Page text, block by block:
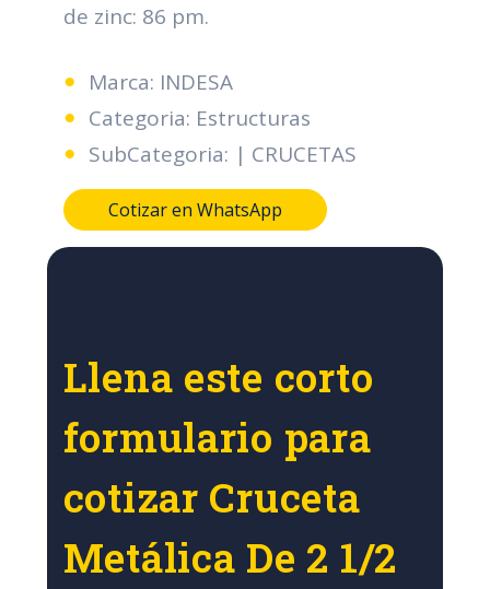
de zinc: 86 pm.
Marca: INDESA
Categoria: Estructuras
SubCategoria: | CRUCETAS
Cotizar en WhatsApp
Llena este corto
formulario para
cotizar Cruceta
Metálica De 2 1/2